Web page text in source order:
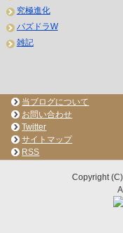
究極進化
パズドラW
雑記
当ブログについて
お問い合わせ
Twitter
サイトマップ
RSS
Copyright